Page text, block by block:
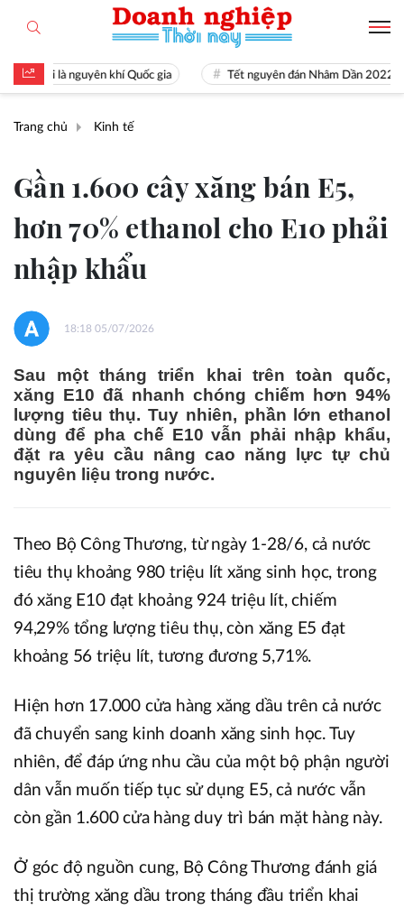
tài là nguyên khí Quốc gia Tết nguyên đán Nhâm Dần 2022
Trang chủ Kinh tế
Gần 1.600 cây xăng bán E5,
hơn 70% ethanol cho E10 phải
nhập khẩu
18:18 05/07/2026
Sau một tháng triển khai trên toàn quốc,
xăng E10 đã nhanh chóng chiếm hơn 94%
lượng tiêu thụ. Tuy nhiên, phần lớn ethanol
dùng để pha chế E10 vẫn phải nhập khẩu,
đặt ra yêu cầu nâng cao năng lực tự chủ
nguyên liệu trong nước.
Theo Bộ Công Thương, từ ngày 1-28/6, cả nước
tiêu thụ khoảng 980 triệu lít xăng sinh học, trong
đó xăng E10 đạt khoảng 924 triệu lít, chiếm
94,29% tổng lượng tiêu thụ, còn xăng E5 đạt
khoảng 56 triệu lít, tương đương 5,71%.
Hiện hơn 17.000 cửa hàng xăng dầu trên cả nước
đã chuyển sang kinh doanh xăng sinh học. Tuy
nhiên, để đáp ứng nhu cầu của một bộ phận người
dân vẫn muốn tiếp tục sử dụng E5, cả nước vẫn
còn gần 1.600 cửa hàng duy trì bán mặt hàng này.
Ở góc độ nguồn cung, Bộ Công Thương đánh giá
thị trường xăng dầu trong tháng đầu triển khai